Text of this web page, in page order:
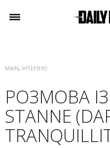
MAIN, ІНТЕРВ'Ю
РОЗМОВА ІЗ
STANNE